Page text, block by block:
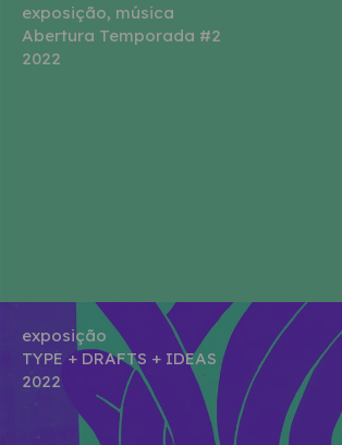
exposição, música
Abertura Temporada #2
2022
exposição
TYPE + DRAFTS + IDEAS
2022